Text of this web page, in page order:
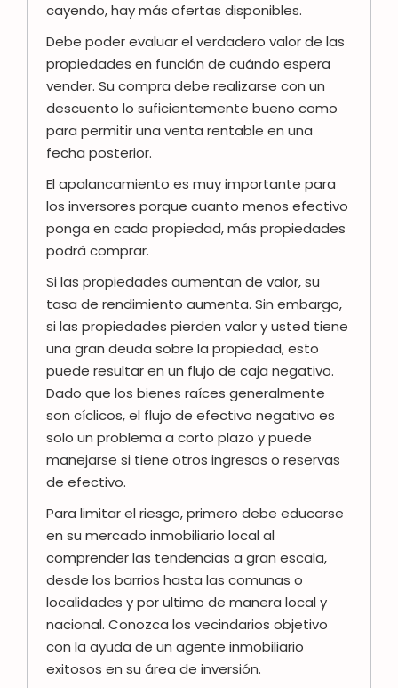
cayendo, hay más ofertas disponibles.
Debe poder evaluar el verdadero valor de las
propiedades en función de cuándo espera
vender. Su compra debe realizarse con un
descuento lo suficientemente bueno como
para permitir una venta rentable en una
fecha posterior.
El apalancamiento es muy importante para
los inversores porque cuanto menos efectivo
ponga en cada propiedad, más propiedades
podrá comprar.
Si las propiedades aumentan de valor, su
tasa de rendimiento aumenta. Sin embargo,
si las propiedades pierden valor y usted tiene
una gran deuda sobre la propiedad, esto
puede resultar en un flujo de caja negativo.
Dado que los bienes raíces generalmente
son cíclicos, el flujo de efectivo negativo es
solo un problema a corto plazo y puede
manejarse si tiene otros ingresos o reservas
de efectivo.
Para limitar el riesgo, primero debe educarse
en su mercado inmobiliario local al
comprender las tendencias a gran escala,
desde los barrios hasta las comunas o
localidades y por ultimo de manera local y
nacional. Conozca los vecindarios objetivo
con la ayuda de un agente inmobiliario
exitosos en su área de inversión.